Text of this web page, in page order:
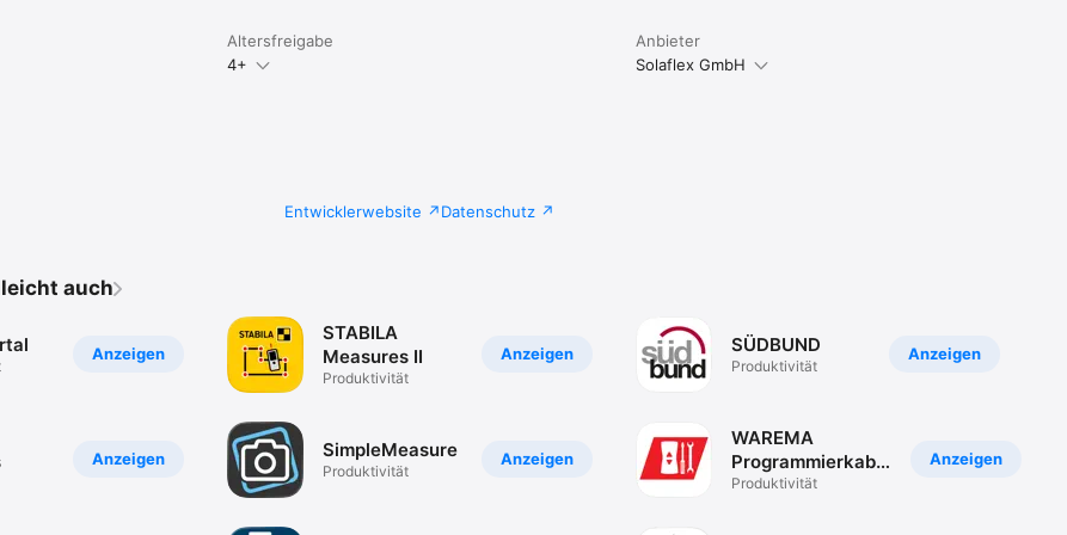
angehängt werden. Die angehängten Daten werden automatisch im PDF
Altersfreigabe
4+
Anbieter
Solaflex GmbH
Entwicklerwebsite Datenschutz
auch
Anzeigen
Anzeigen
Anzeigen
STABILA
Measures II
Produktivität
Anzeigen
SimpleMeasure
Produktivität
Anzeigen
SÜDBUND
Produktivität
Anzeigen
WAREMA
Programmierkabel
Smart
Produktivität